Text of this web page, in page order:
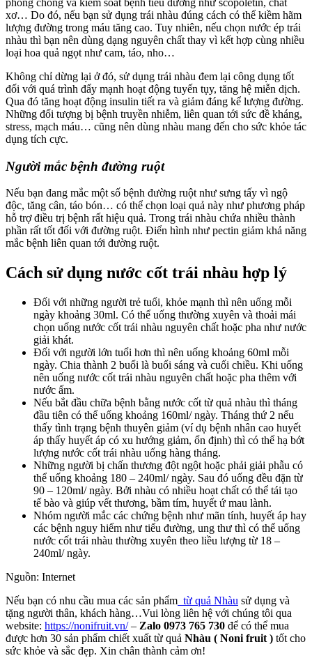
phòng chống và kiểm soát bệnh tiểu đường như scopoletin, chất
xơ… Do đó, nếu bạn sử dụng trái nhàu đúng cách có thể kiềm hãm
lượng đường trong máu tăng cao. Tuy nhiên, nếu chọn nước ép trái
nhàu thì bạn nên dùng dạng nguyên chất thay vì kết hợp cùng nhiều
loại hoa quả ngọt như cam, táo, nho…
Không chỉ dừng lại ở đó, sử dụng trái nhàu đem lại công dụng tốt
đối với quá trình đẩy mạnh hoạt động tuyến tụy, tăng hệ miễn dịch.
Qua đó tăng hoạt động insulin tiết ra và giảm đáng kể lượng đường.
Những đối tượng bị bệnh truyền nhiễm, liên quan tới sức đề kháng,
stress, mạch máu… cũng nên dùng nhàu mang đến cho sức khỏe tác
dụng tích cực.
Người mắc bệnh đường ruột
Nếu bạn đang mắc một số bệnh đường ruột như sưng tấy vì ngộ
độc, tăng cân, táo bón… có thể chọn loại quả này như phương pháp
hỗ trợ điều trị bệnh rất hiệu quả. Trong trái nhàu chứa nhiều thành
phần rất tốt đối với đường ruột. Điển hình như pectin giảm khả năng
mắc bệnh liên quan tới đường ruột.
Cách sử dụng nước cốt trái nhàu hợp lý
Đối với những người trẻ tuổi, khỏe mạnh thì nên uống mỗi
ngày khoảng 30ml. Có thể uống thường xuyên và thoải mái
chọn uống nước cốt trái nhàu nguyên chất hoặc pha như nước
giải khát.
Đối với người lớn tuổi hơn thì nên uống khoảng 60ml mỗi
ngày. Chia thành 2 buổi là buổi sáng và cuối chiều. Khi uống
nên uống nước cốt trái nhàu nguyên chất hoặc pha thêm với
nước ấm.
Nếu bắt đầu chữa bệnh bằng nước cốt từ quả nhàu thì tháng
đầu tiên có thể uống khoảng 160ml/ ngày. Tháng thứ 2 nếu
thấy tình trạng bệnh thuyên giảm (ví dụ bệnh nhân cao huyết
áp thấy huyết áp có xu hướng giảm, ổn định) thì có thể hạ bớt
lượng nước cốt trái nhàu uống hàng tháng.
Những người bị chấn thương đột ngột hoặc phải giải phẫu có
thể uống khoảng 180 – 240ml/ ngày. Sau đó uống đều đặn từ
90 – 120ml/ ngày. Bởi nhàu có nhiều hoạt chất có thể tái tạo
tế bào và giúp vết thương, bầm tím, huyết ứ mau lành.
Nhóm người mắc các chứng bệnh như mãn tính, huyết áp hay
các bệnh nguy hiểm như tiểu đường, ung thư thì có thể uống
nước cốt trái nhàu thường xuyên theo liều lượng từ 18 –
240ml/ ngày.
Nguồn: Internet
Nếu bạn có nhu cầu mua các sản phẩm từ quả Nhàu sử dụng và
tặng người thân, khách hàng…Vui lòng liên hệ với chúng tôi qua
website: https://nonifruit.vn/– Zalo 0973 765 730 để có thể mua
được hơn 30 sản phẩm chiết xuất từ quả Nhàu ( Noni fruit ) tốt cho
sức khỏe và sắc đẹp. Xin chân thành cảm ơn!